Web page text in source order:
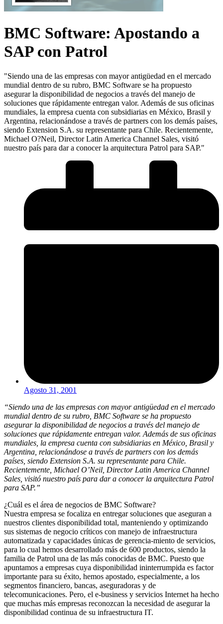
BMC Software: Apostando a
SAP con Patrol
"Siendo una de las empresas con mayor antigüedad en el mercado
mundial dentro de su rubro, BMC Software se ha propuesto
asegurar la disponibilidad de negocios a través del manejo de
soluciones que rápidamente entregan valor. Además de sus oficinas
mundiales, la empresa cuenta con subsidiarias en México, Brasil y
Argentina, relacionándose a través de partners con los demás países,
siendo Extension S.A. su representante para Chile. Recientemente,
Michael O?Neil, Director Latin America Channel Sales, visitó
nuestro país para dar a conocer la arquitectura Patrol para SAP."
Agosto 31, 2001
“Siendo una de las empresas con mayor antigüedad en el mercado
mundial dentro de su rubro, BMC Software se ha propuesto
asegurar la disponibilidad de negocios a través del manejo de
soluciones que rápidamente entregan valor. Además de sus oficinas
mundiales, la empresa cuenta con subsidiarias en México, Brasil y
Argentina, relacionándose a través de partners con los demás
países, siendo Extension S.A. su representante para Chile.
Recientemente, Michael O’Neil, Director Latin America Channel
Sales, visitó nuestro país para dar a conocer la arquitectura Patrol
para SAP.”
¿Cuál es el área de negocios de BMC Software?
Nuestra empresa se focaliza en entregar soluciones que aseguran a
nuestros clientes disponibilidad total, manteniendo y optimizando
sus sistemas de negocio críticos con manejo de infraestructura
automatizada y capacidades únicas de gerencia-miento de servicios,
para lo cual hemos desarrollado más de 600 productos, siendo la
familia de Patrol una de las más conocidas de BMC. Puesto que
apuntamos a empresas cuya disponibilidad ininterrumpida es factor
importante para su éxito, hemos apostado, especialmente, a los
segmentos financiero, bancas, aseguradoras y de
telecomunicaciones. Pero, el e-business y servicios Internet ha hecho
que muchas más empresas reconozcan la necesidad de asegurar la
disponibilidad continua de su infraestructura IT.